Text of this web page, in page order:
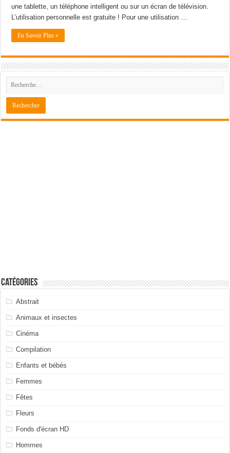
une tablette, un téléphone intelligent ou sur un écran de télévision.
L’utilisation personnelle est gratuite ! Pour une utilisation …
En Savoir Plus »
Catégories
Abstrait
Animaux et insectes
Cinéma
Compilation
Enfants et bébés
Femmes
Fêtes
Fleurs
Fonds d'écran HD
Hommes